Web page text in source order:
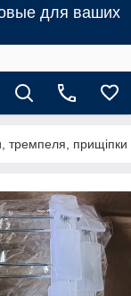
для ваших
тремпеля,